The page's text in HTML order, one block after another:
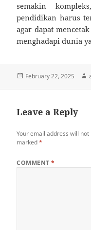
semakin
pendidikan harus
agar dapat
menghadapi dunia
Posted
February 22, 2025
Leave a Reply
Your email address will
marked*
COMMENT*